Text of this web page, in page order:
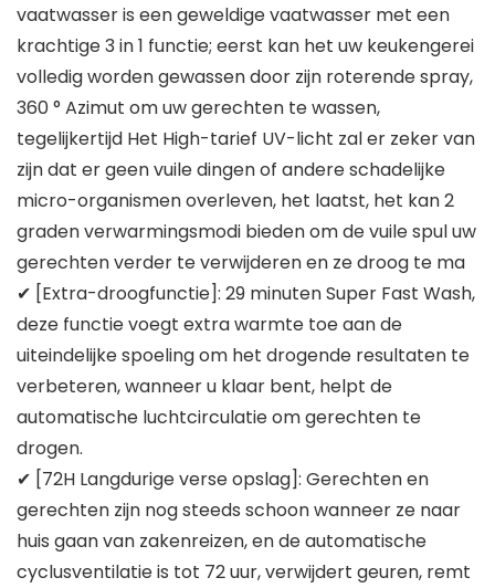
vaatwasser is een geweldige vaatwasser met een
krachtige 3 in 1 functie; eerst kan het uw keukengerei
volledig worden gewassen door zijn roterende spray,
360 ° Azimut om uw gerechten te wassen,
tegelijkertijd Het High-tarief UV-licht zal er zeker van
zijn dat er geen vuile dingen of andere schadelijke
micro-organismen overleven, het laatst, het kan 2
graden verwarmingsmodi bieden om de vuile spul uw
gerechten verder te verwijderen en ze droog te ma
✔ [Extra-droogfunctie]: 29 minuten Super Fast Wash,
deze functie voegt extra warmte toe aan de
uiteindelijke spoeling om het drogende resultaten te
verbeteren, wanneer u klaar bent, helpt de
automatische luchtcirculatie om gerechten te
drogen.
✔ [72H Langdurige verse opslag]: Gerechten en
gerechten zijn nog steeds schoon wanneer ze naar
huis gaan van zakenreizen, en de automatische
cyclusventilatie is tot 72 uur, verwijdert geuren, remt